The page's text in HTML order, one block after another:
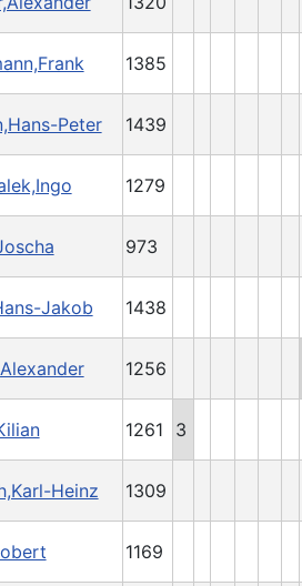
1385
Peter 1439
1279
973
Jakob 1438
1256
1261 3
Heinz 1309
1169